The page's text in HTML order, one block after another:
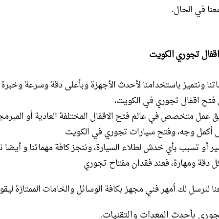
في الحال.
تجوري الكويت
ونتميز باستخدامنا لأحدث الأجهزة وبأعلى دقة وسرعة
اقفال تجوري في الكويت،
عمل متخصص في عالم فتح الاقفال المختلفة العادية أو
أكمل وجه، وفتح سيارات تجوري في الكويت
أو تسبب بأي خدش لطلاء السيارة، وننجز كافة مهماتنا و أيضا
دقة ومهارة، فعند فقدان مفتاح تجوري
لنرسل لك أمهر فني مجهز بكافة الوسائل والخامات الممتازة
بأحدث المعدات والتقنيات.